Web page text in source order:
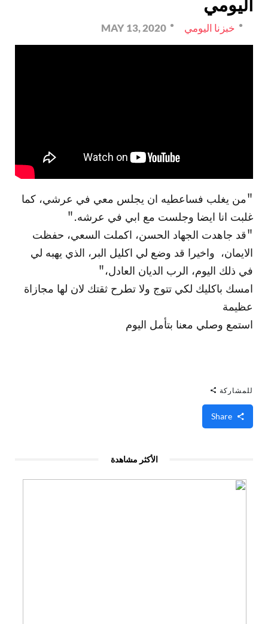
اليومي
خبزنا اليومي MAY 13, 2020
"من يغلب فساعطيه ان يجلس معي في عرشي، كما
غلبت انا ايضا وجلست مع ابي في عرشه."
"قد جاهدت الجهاد الحسن، اكملت السعي، حفظت
الايمان، واخيرا قد وضع لي اكليل البر، الذي يهبه لي
في ذلك اليوم، الرب الديان العادل،"
امسك باكليك لكي تتوج ولا تطرح ثقتك لان لها مجازاة
عظيمة
استمع وصلي معنا بتأمل اليوم
للمشاركة
الأكثر مشاهدة